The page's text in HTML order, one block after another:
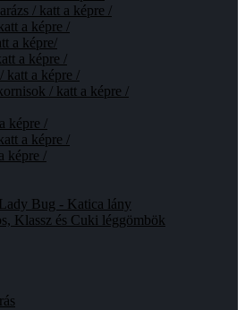
/ katt a képre /
a képre /
a képre/
a képre /
katt a képre /
/ katt a képre /
képre /
a képre /
képre /
Bug - Katica lány
Klassz és Cuki léggömbök